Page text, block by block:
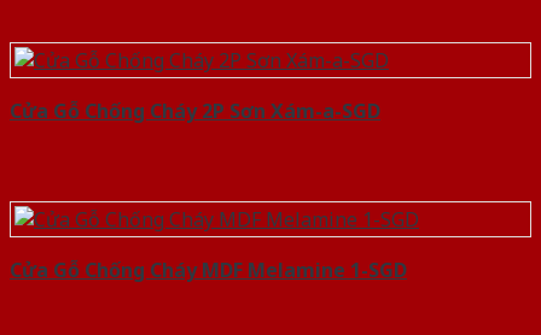
Cửa Gỗ Chống Cháy 2P Sơn Xám-a-SGD
Cửa Gỗ Chống Cháy MDF Melamine 1-SGD